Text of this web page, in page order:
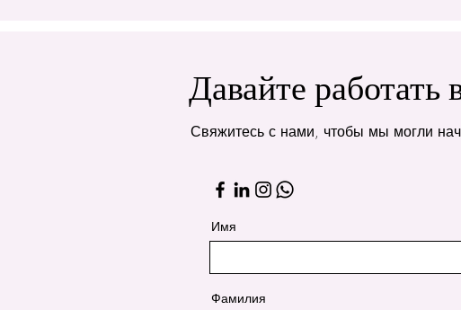
Давайте работать
Свяжитесь с нами, чтобы мы могли
Имя
Фамилия